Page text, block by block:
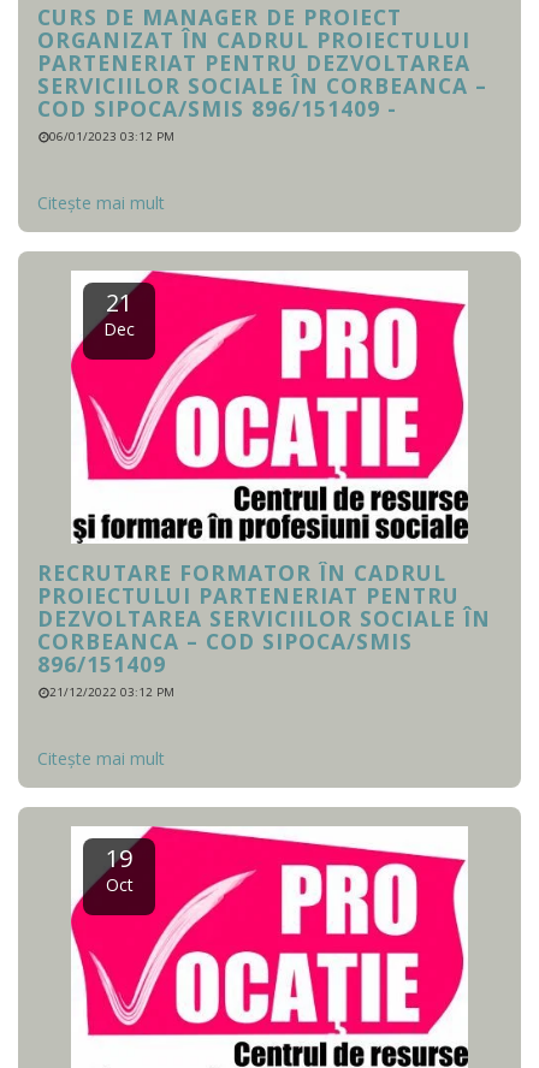
CURS DE MANAGER DE PROIECT
ORGANIZAT ÎN CADRUL PROIECTULUI
PARTENERIAT PENTRU DEZVOLTAREA
SERVICIILOR SOCIALE ÎN CORBEANCA –
COD SIPOCA/SMIS 896/151409 -
06/01/2023 03:12 PM
Citește mai mult
21
Dec
RECRUTARE FORMATOR ÎN CADRUL
PROIECTULUI PARTENERIAT PENTRU
DEZVOLTAREA SERVICIILOR SOCIALE ÎN
CORBEANCA – COD SIPOCA/SMIS
896/151409
21/12/2022 03:12 PM
Citește mai mult
19
Oct